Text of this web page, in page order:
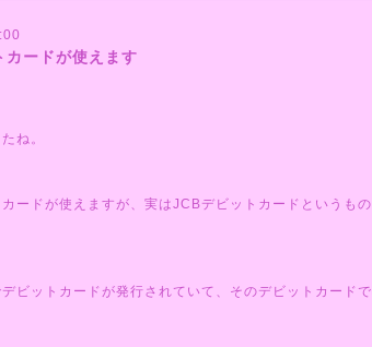
ードが使えます
ね。
ードが使えますが、実はJCBデビットカードというも
ビットカードが発行されていて、そのデビットカード